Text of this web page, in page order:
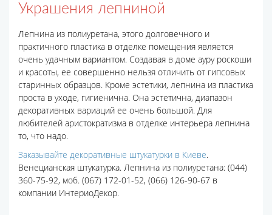
Украшения лепниной
Лепнина из полиуретана, этого долговечного и
практичного пластика в отделке помещения является
очень удачным вариантом. Создавая в доме ауру роскоши
и красоты, ее совершенно нельзя отличить от гипсовых
старинных образцов. Кроме эстетики, лепнина из пластика
проста в уходе, гигиенична. Она эстетична, диапазон
декоративных вариаций ее очень большой. Для
любителей аристократизма в отделке интерьера лепнина
то, что надо.
Заказывайте декоративные штукатурки в Киеве.
Венецианская штукатурка. Лепнина из полиуретана: (044)
360-75-92, моб. (067) 172-01-52, (066) 126-90-67 в
компании ИнтериоДекор.